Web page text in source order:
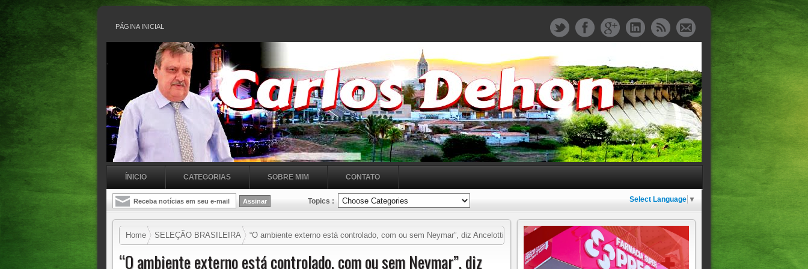
PÁGINA INICIAL
ÍNICIO CATEGORIAS SOBRE MIM CONTATO
Topics : Select Language ▼
Home SELEÇÃO BRASILEIRA “O ambiente externo está controlado, com ou sem Neymar”, diz Ancelotti
“O ambiente externo está controlado, com ou sem Neymar”, diz